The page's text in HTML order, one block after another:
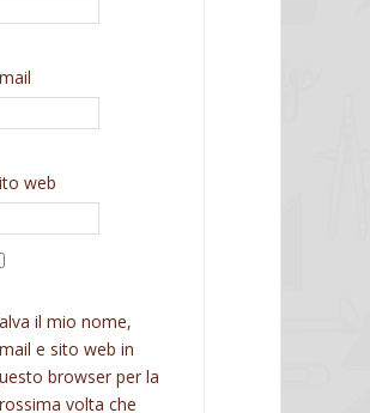
web
il mio nome,
e sito web in
browser per la
volta che